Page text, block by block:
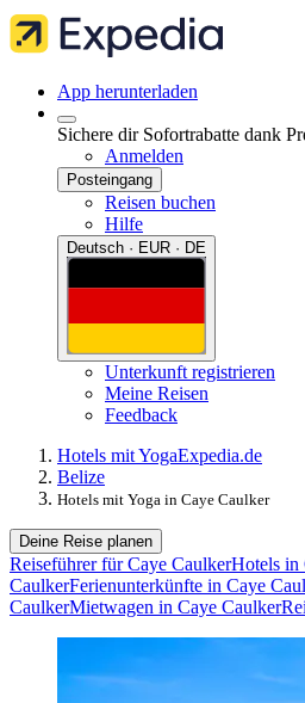
App herunterladen
Sichere dir Sofortrabatte dank
Anmelden
Posteingang
Reisen buchen
Hilfe
Deutsch · EUR · DE
Unterkunft registrieren
Meine Reisen
Feedback
Hotels mit YogaExpedia.de
Belize
Hotels mit Yoga in Caye Caulker
Deine Reise planen
Reiseführer für Caye CaulkerHotels in
CaulkerFerienunterkünfte in Caye
CaulkerMietwagen in Caye Caulker